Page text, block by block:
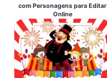
com Personagens para Editar
Online